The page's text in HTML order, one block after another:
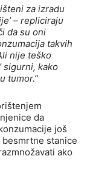
za izradu
– repliciraju
da su oni
takvih
nije teško
sigurni, kako
tumor.”
da
još
stanice
ako